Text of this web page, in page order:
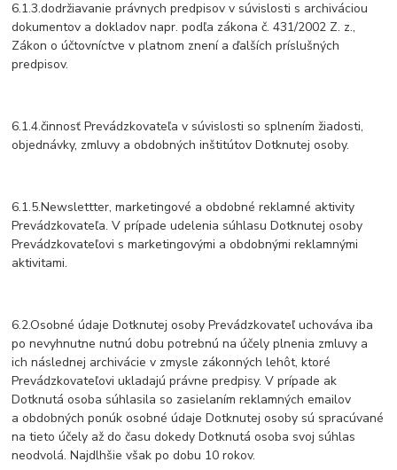
6.1.3.dodržiavanie právnych predpisov v súvislosti s archiváciou
dokumentov a dokladov napr. podľa zákona č. 431/2002 Z. z.,
Zákon o účtovníctve v platnom znení a ďalších príslušných
predpisov.
6.1.4.činnosť Prevádzkovateľa v súvislosti so splnením žiadosti,
objednávky, zmluvy a obdobných inštitútov Dotknutej osoby.
6.1.5.Newslettter, marketingové a obdobné reklamné aktivity
Prevádzkovateľa. V prípade udelenia súhlasu Dotknutej osoby
Prevádzkovateľovi s marketingovými a obdobnými reklamnými
aktivitami.
6.2.Osobné údaje Dotknutej osoby Prevádzkovateľ uchováva iba
po nevyhnutne nutnú dobu potrebnú na účely plnenia zmluvy a
ich následnej archivácie v zmysle zákonných lehôt, ktoré
Prevádzkovateľovi ukladajú právne predpisy. V prípade ak
Dotknutá osoba súhlasila so zasielaním reklamných emailov
a obdobných ponúk osobné údaje Dotknutej osoby sú spracúvané
na tieto účely až do času dokedy Dotknutá osoba svoj súhlas
neodvolá. Najdlhšie však po dobu 10 rokov.